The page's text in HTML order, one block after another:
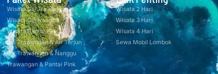
Wisata Gili Trawangan
Wisata Gili Nanggu
Wisata Pantai Pink
Gili Trawangan & Air Terjun
Gili Trawangan & Nanggu
Trawangan & Pantai Pink
Wisata 2 Hari
Wisata 3 Hari
Wisata 4 Hari
Sewa Mobil Lombok